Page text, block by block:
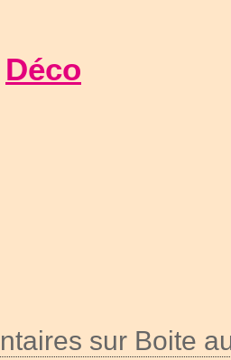
Déco
sur Boite